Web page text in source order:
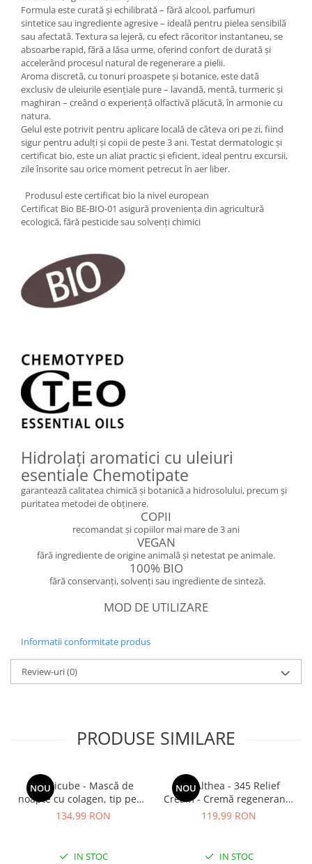
Formula este curată și echilibrată – fără alcool, parfumuri
sintetice sau ingrediente agresive – ideală pentru pielea sensibilă
sau afectată. Textura sa lejeră, cu efect răcoritor instantaneu, se
absoarbe rapid, fără a lăsa urme, oferind confort de durată și
accelerând procesul natural de regenerare a pielii.
Aroma discretă, cu tonuri proaspete și botanice, este dată
exclusiv de uleiurile esențiale pure – lavandă, mentă, turmeric și
maghiran – creând o experiență olfactivă plăcută, în armonie cu
natura.
Gelul este potrivit pentru aplicare locală de câteva ori pe zi, fiind
sigur pentru adulți și copii de peste 3 ani. Testat dermatologic și
certificat bio, este un aliat practic și eficient, ideal pentru excursii,
zile însorite sau orice moment petrecut în aer liber.
Produsul este certificat bio la nivel european
Certificat Bio BE-BIO-01 asigură proveniența din agricultură
ecologică, fără pesticide sau solvenți chimici
Hidrolați aromatici cu uleiuri
esentiale Chemotipate
garantează calitatea chimică și botanică a hidrosolului, precum și
puritatea metodei de obținere.
COPII
recomandat și copiilor mai mare de 3 ani
VEGAN
fără ingrediente de origine animală și netestat pe animale.
100% BIO
fără conservanți, solvenți sau ingrediente de sinteză.
MOD DE UTILIZARE
Informatii conformitate produs
Review-uri(0)
PRODUSE SIMILARE
NOU
Medicube - Mască de
noapte cu colagen, tip peel-
off (se îndepărtează prin
75 ml
134,99 RON
IN STOC
NOU
Dr. Althea - 345 Relief
Cream - Cremă regenerantă
pentru față - 50 ml
119,99 RON
IN STOC